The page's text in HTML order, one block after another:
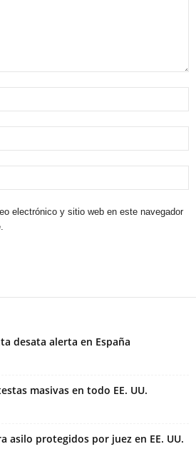
electrónico y sitio web en este navegador
desata alerta en España
masivas en todo EE. UU.
asilo protegidos por juez en EE. UU.